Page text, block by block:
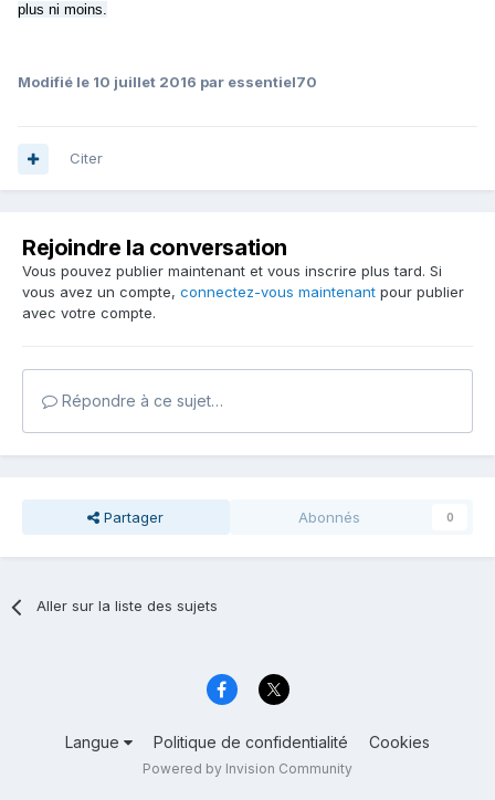
plus ni moins.
Modifié le 10 juillet 2016 par essentiel70
Citer
Rejoindre la conversation
Vous pouvez publier maintenant et vous inscrire plus tard. Si
vous avez un compte, connectez-vous maintenant pour publier
avec votre compte.
Répondre à ce sujet…
Partager Abonnés 0
Aller sur la liste des sujets
Langue Politique de confidentialité Cookies
Powered by Invision Community